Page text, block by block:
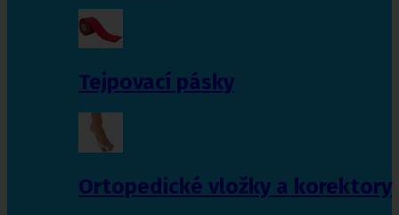
Tejpovací pásky
Ortopedické vložky a korektory